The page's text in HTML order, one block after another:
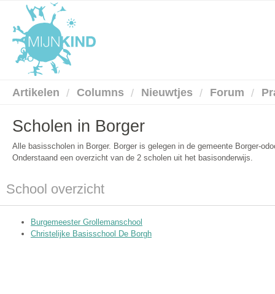
Artikelen Columns Nieuwtjes Forum
Scholen in Borger
Alle basisscholen in Borger. Borger is gelegen in de gemeente Borger-
Onderstaand een overzicht van de 2 scholen uit het basisonderwijs.
School overzicht
Burgemeester Grollemanschool
Christelijke Basisschool De Borgh